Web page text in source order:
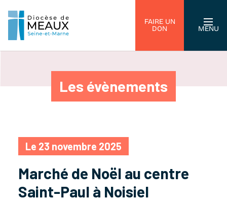
FAIRE UN
DON
MENU
Les évènements
Le 23 novembre 2025
Marché de Noël au centre
Saint-Paul à Noisiel